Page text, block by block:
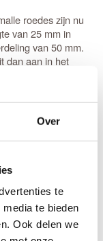
Over
te
te bieden
Ook delen we
roedes zijn nu
van 25 mm in
van 50 mm.
dan aan in het
De prijs is
dan is de
met identieke
Bij het bestellen
je de juiste
beide deurstijlen,